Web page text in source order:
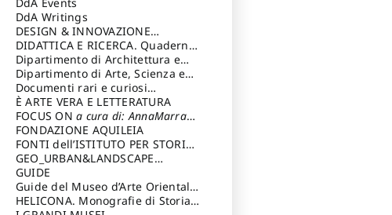
DdA Writings
DESIGN & INNOVAZIONE
TECNOLOGICAa cura di: Vallicelli
Andrea
DIDATTICA E RICERCA. Quaderni
della Scuola
Dipartimento di Architettura e
Analisi della Città Mediterranea
Dipartimento di Arte, Scienza e
Tecnica del Costuire
Documenti rari e curiosi
dall'Archivio Segreto
È ARTE VERA E LETTERATURA
FOCUS ONa cura di: AnnaMarra
Contemporanea
FONDAZIONE AQUILEIA
FONTI dell’ISTITUTO PER STORIA
DEL RISORGIMENTO
GEO_URBAN&LANDSCAPE
PLANNING (GULP)
Trusiani Elio
GUIDE
Guide del Museo d’Arte Orientale
“Giuseppe Tucci”
HELICONA. Monografie di Storia